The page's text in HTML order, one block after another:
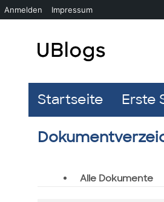
Startseite Erste
Alle Dokumente
Anmelden Impressum